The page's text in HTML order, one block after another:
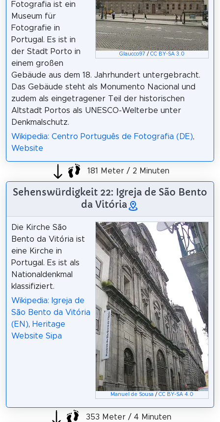
Glaucco97 /CC BY-SA 3.0
Fotografia ist ein
Museum für
Fotografie in
Portugal. Es ist in
der Stadt Porto in
einem großen
Gebäude aus dem 18. Jahrhundert untergebracht.
Das Gebäude steht als Monumento Nacional und
zudem als eingetragener Teil der historischen
Altstadt Portos als UNESCO-Welterbe unter
Denkmalschutz.
Wikipedia: Centro Português de Fotografia (DE),
Website
181 Meter / 2 Minuten
Sehenswürdigkeit 22: Igreja de São Bento
da Vitória
Manuel de Sousa /CC BY-SA 4.0
Die Kirche São
Bento da Vitória ist
eine Kirche in
Portugal. Es ist als
Nationaldenkmal
klassifiziert.
Wikipedia: Igreja de
São Bento da Vitória
(EN), Heritage
Website Sipa
353 Meter / 4 Minuten